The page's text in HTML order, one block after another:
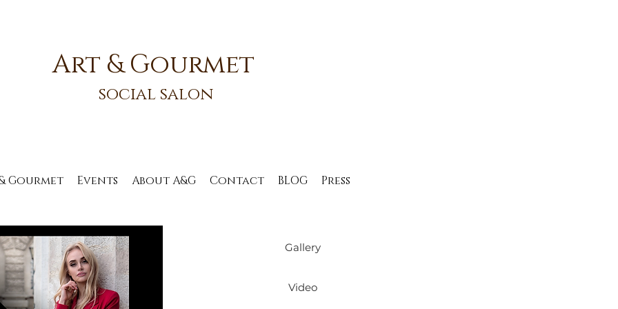
Art & Gourmet
social salon
Gourmet Events About A&G Contact BLOG Press
Gallery
Video